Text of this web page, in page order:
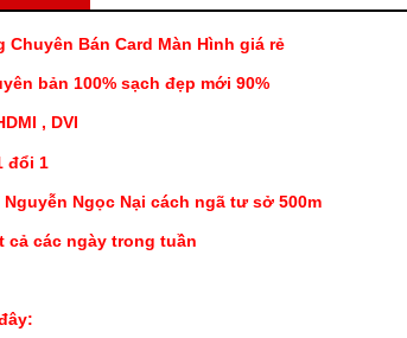
Bán Card Màn Hình giá rẻ
bản 100% sạch đẹp mới 90%
, DVI
đổi 1
Ngọc Nại cách ngã tư sở 500m
cả các ngày trong tuần